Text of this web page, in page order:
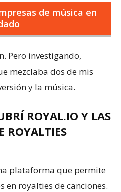
de música en
Pero investigando,
mezclaba dos de mis
y la música.
ROYAL.IO Y LAS
ROYALTIES
plataforma que permite
royalties de canciones.